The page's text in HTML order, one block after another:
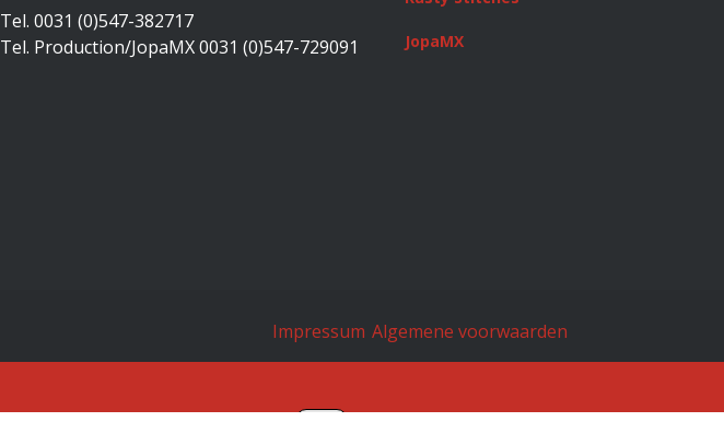
Tel. 0031 (0)547-382717
Tel. Production/JopaMX 0031 (0)547-729091
JopaMX
Algemene voorwaarden
Impressum